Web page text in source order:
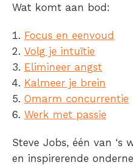
Wat komt aan bod:
Focus en eenvoud
Volg je intuïtie
Elimineer angst
Kalmeer je brein
Omarm concurrentie
Werk met passie
Steve Jobs, één van ‘s
en inspirerende